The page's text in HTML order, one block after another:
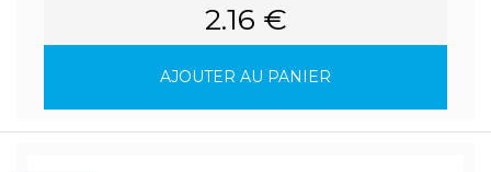
2.16 €
AJOUTER AU PANIER